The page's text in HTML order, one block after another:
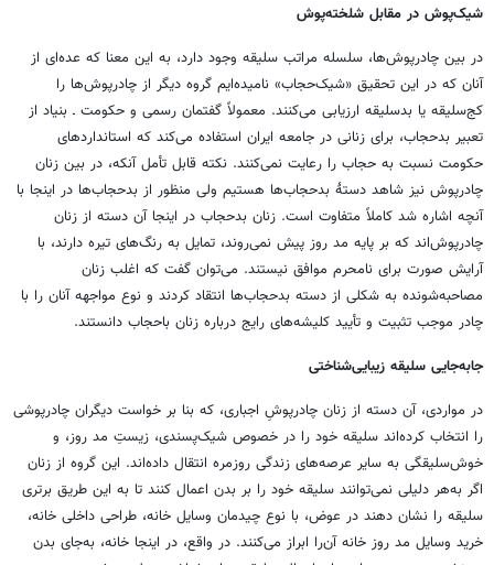
شیک‌پوش در مقابل شلخته‌پوش
در بین چادرپوش‌ها، سلسله مراتب سلیقه وجود دارد، به این معنا که عده‌ای از
آنان که در این تحقیق «شیک‌حجاب» نامیده‌ایم گروه دیگر از چادرپوش‌ها را
کج‌سلیقه یا بدسلیقه ارزیابی می‌کنند. معمولاً گفتمان رسمی و حکومت ـ بنیاد از
تعبیر بدحجاب، برای زنانی در جامعه ایران استفاده می‌کند که استانداردهای
حکومت نسبت به حجاب را رعایت نمی‌کنند. نکته قابل تأمل آنکه، در بین زنان
چادرپوش نیز شاهد دستۀ بدحجاب‌ها هستیم ولی منظور از بدحجاب‌ها در اینجا با
آنچه اشاره شد کاملاً متفاوت است. زنان بدحجاب در اینجا آن دسته از زنان
چادرپوش‌اند که بر پایه مد روز پیش نمی‌روند، تمایل به رنگ‌های تیره دارند، با
آرایش صورت برای نامحرم موافق نیستند. می‌توان گفت که اغلب زنان
مصاحبه‌شونده به شکلی از دسته بدحجاب‌ها انتقاد کردند و نوع مواجهه آنان را با
چادر موجب تثبیت و تأیید کلیشه‌های رایج درباره زنان باحجاب دانستند.
جابه‌جایی سلیقه زیبایی‌شناختی
در مواردی، آن دسته از زنان چادرپوشِ اجباری، که بنا بر خواست دیگران چادرپوشی
را انتخاب کرده‌اند سلیقه خود را در خصوص شیک‌پسندی، زیستِ مد روز، و
خوش‌سلیقگی به سایر عرصه‌های زندگی روزمره انتقال داده‌اند. این گروه از زنان
اگر به‌هر دلیلی نمی‌توانند سلیقه خود را بر بدن اعمال کنند تا به این طریق برتری
سلیقه را نشان دهند در عوض، با نوع چیدمان وسایل خانه، طراحی داخلی خانه،
خرید وسایل مد روز خانه آن‌را ابراز می‌کنند. در واقع، در اینجا خانه، به‌جای بدن